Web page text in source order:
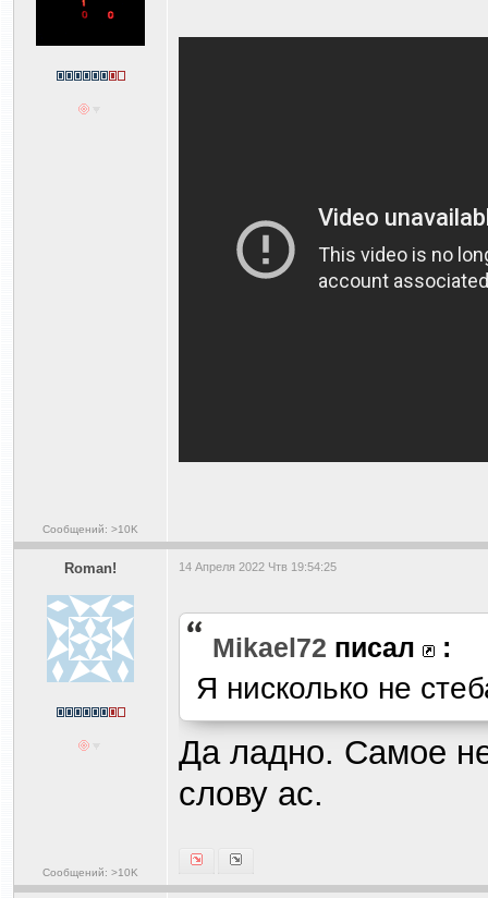
Сообщений: >10K
Roman!
Сообщений: >10K
14 Апреля 2022 Чтв 19:54:25
Mikael72 писал :
Я нисколько не
Да ладно. Самое
слову ас.